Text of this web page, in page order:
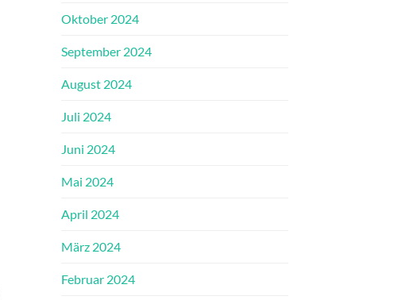
Oktober 2024
September 2024
August 2024
Juli 2024
Juni 2024
Mai 2024
April 2024
März 2024
Februar 2024